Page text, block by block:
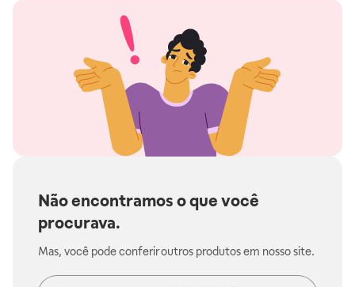
Não encontramos o que você
procurava.
Mas, você pode conferir outros produtos em nosso site.